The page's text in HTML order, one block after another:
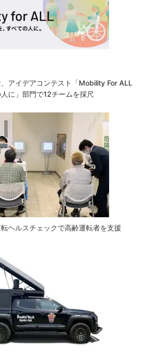
、アイデアコンテスト「Mobility For ALL
に」部門で12チームを採尺
ヘルスチェックで高齢運転者を支援